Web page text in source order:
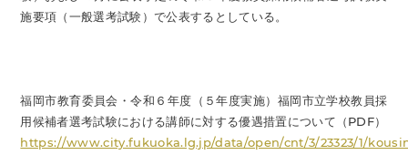
施要項（一般選考試験）で公表するとしている。
福岡市教育委員会・令和６年度（５年度実施）福岡市立学校教員採
用候補者選考試験における講師に対する優遇措置について（PDF）
https://www.city.fukuoka.lg.jp/data/open/cnt/3/23323/1/